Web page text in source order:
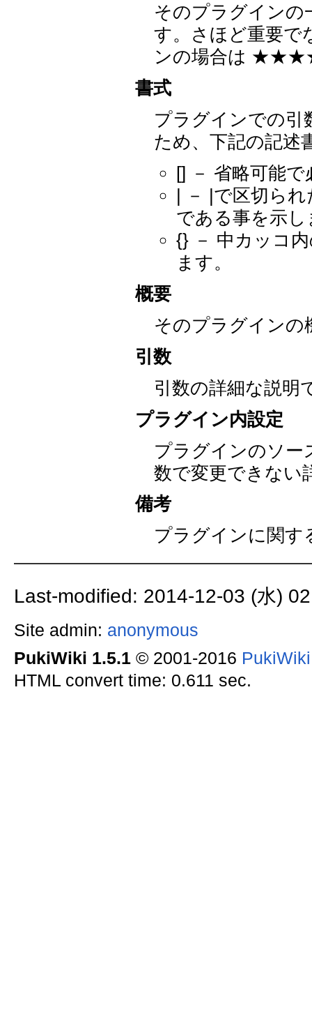
そのプラグインの
す。さほど重要
ンの場合は
書式
プラグインでの引
ため、下記の記述
[] － 省略可能
| － |で区切ら
である事を示し
{} － 中カッコ
ます。
概要
そのプラグインの
引数
引数の詳細な説明
プラグイン内設定
プラグインのソー
数で変更できない
備考
プラグインに関す
Last-modified: 2014-12-03 (水)
Site admin: anonymous
PukiWiki 1.5.1© 2001-2016
HTML convert time: 0.611 sec.